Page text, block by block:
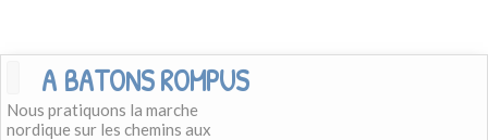
A BATONS ROMPUS
Nous pratiquons la marche
nordique sur les chemins aux